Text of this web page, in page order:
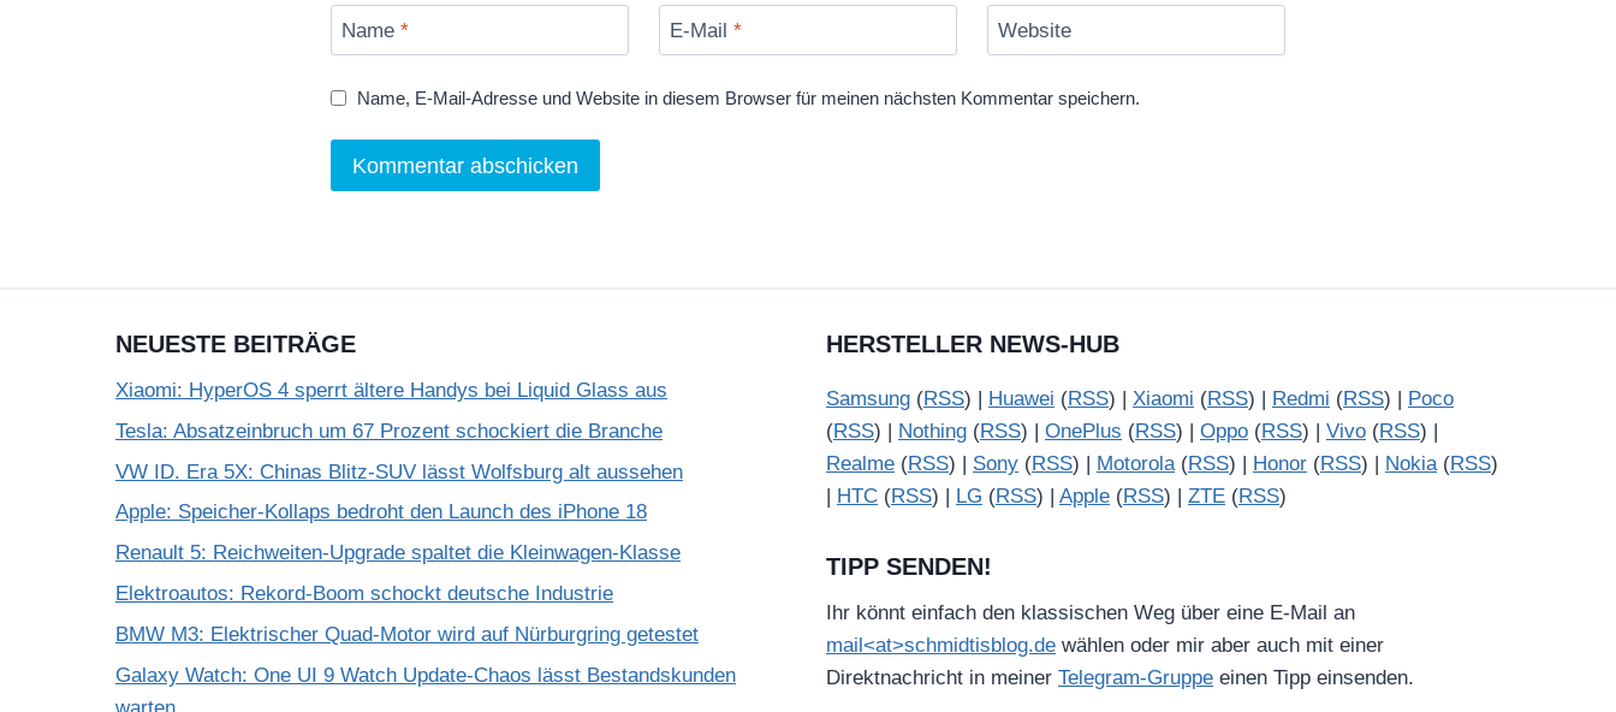
Name * E-Mail * Website
Name, E-Mail-Adresse und Website in diesem Browser für meinen nächsten Kommentar speichern.
NEUESTE BEITRÄGE
Xiaomi: HyperOS 4 sperrt ältere Handys bei Liquid Glass aus
Tesla: Absatzeinbruch um 67 Prozent schockiert die Branche
VW ID. Era 5X: Chinas Blitz-SUV lässt Wolfsburg alt aussehen
Apple: Speicher-Kollaps bedroht den Launch des iPhone 18
Renault 5: Reichweiten-Upgrade spaltet die Kleinwagen-Klasse
Elektroautos: Rekord-Boom schockt deutsche Industrie
BMW M3: Elektrischer Quad-Motor wird auf Nürburgring getestet
Galaxy Watch: One UI 9 Watch Update-Chaos lässt Bestandskunden
warten
HERSTELLER NEWS-HUB
Samsung (RSS) | Huawei (RSS) | Xiaomi (RSS) | Redmi (RSS) | Poco
(RSS) | Nothing (RSS) | OnePlus (RSS) | Oppo (RSS) | Vivo (RSS) |
Realme (RSS) | Sony (RSS) | Motorola(RSS) | Honor (RSS) | Nokia(RSS)
| HTC (RSS) | LG (RSS) | Apple (RSS) | ZTE (RSS)
TIPP SENDEN!
Ihr könnt einfach den klassischen Weg über eine E-Mail an
mail<at>schmidtisblog.de wählen oder mir aber auch mit einer
Direktnachricht in meiner Telegram-Gruppe einen Tipp einsenden.